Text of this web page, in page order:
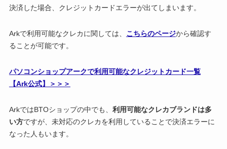
決済した場合、クレジットカードエラーが出てしまいます。
Arkで利用可能なクレカに関しては、 こちらのページから確認す
ることが可能です。
パソコンショップアークで利用可能なクレジットカード一覧
【Ark公式】＞＞＞
ArkではBTOショップの中でも、 利用可能なクレカブランドは多
い方ですが、未対応のクレカを利用していることで決済エラーに
なった人もいます。